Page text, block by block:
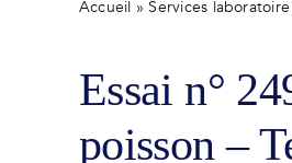
Accueil » Services laboratoire
Essai n°
poisson –